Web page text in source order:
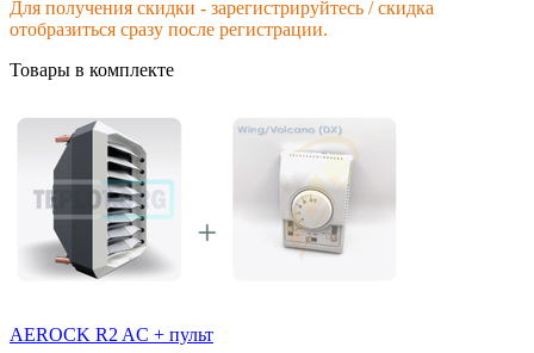
Для получения скидки - зарегистрируйтесь / скидка
отобразиться сразу после регистрации.
Товары в комплекте
AEROCK R2 AC + пульт